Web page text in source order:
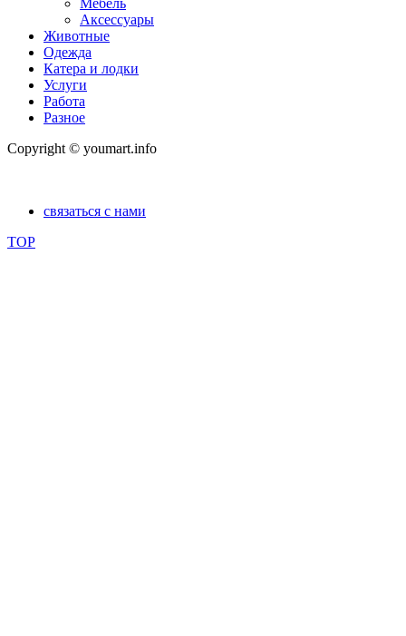
Мебель
Аксессуары
Животные
Одежда
Катера и лодки
Услуги
Работа
Разное
Copyright © youmart.info
связаться с нами
TOP